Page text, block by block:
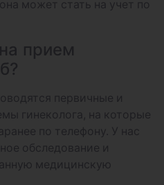
может стать на учет по
прием
первичные и
гинеколога, на которые
по телефону. У нас
обследование и
медицинскую